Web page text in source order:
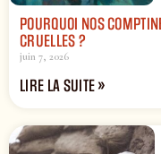
POURQUOI NOS
CRUELLES ?
juin 7, 2026
LIRE LA SUITE »